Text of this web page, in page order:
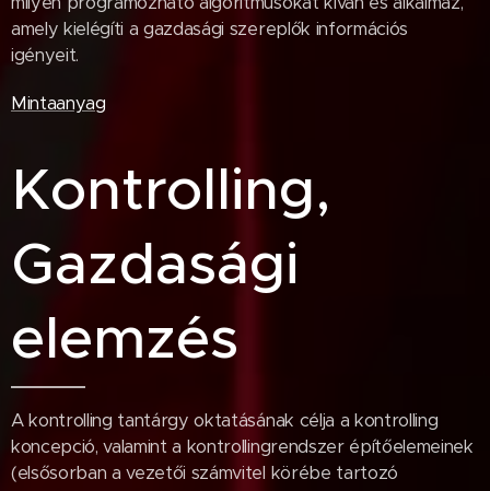
amely kielégíti a gazdasági szereplők információs
igényeit.
Mintaanyag
Kontrolling,
Gazdasági
elemzés
A kontrolling tantárgy oktatásának célja a kontrolling
koncepció, valamint a kontrollingrendszer építőelemeinek
(elsősorban a vezetői számvitel körébe tartozó